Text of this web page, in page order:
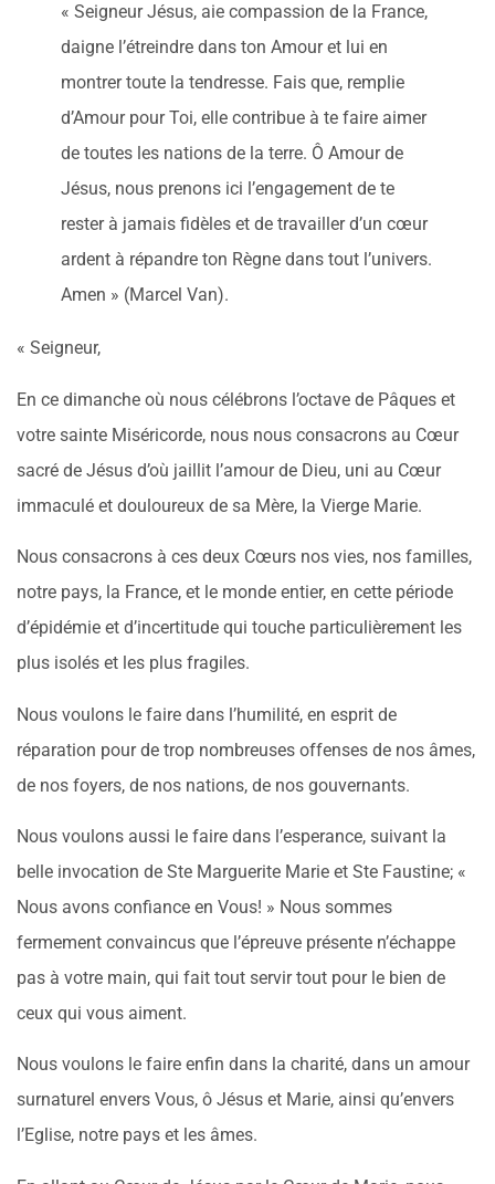
« Seigneur Jésus, aie compassion de la France,
daigne l’étreindre dans ton Amour et lui en
montrer toute la tendresse. Fais que, remplie
d’Amour pour Toi, elle contribue à te faire aimer
de toutes les nations de la terre. Ô Amour de
Jésus, nous prenons ici l’engagement de te
rester à jamais fidèles et de travailler d’un cœur
ardent à répandre ton Règne dans tout l’univers.
Amen » (Marcel Van).
« Seigneur,
En ce dimanche où nous célébrons l’octave de Pâques et
votre sainte Miséricorde, nous nous consacrons au Cœur
sacré de Jésus d’où jaillit l’amour de Dieu, uni au Cœur
immaculé et douloureux de sa Mère, la Vierge Marie.
Nous consacrons à ces deux Cœurs nos vies, nos familles,
notre pays, la France, et le monde entier, en cette période
d’épidémie et d’incertitude qui touche particulièrement les
plus isolés et les plus fragiles.
Nous voulons le faire dans l’humilité, en esprit de
réparation pour de trop nombreuses offenses de nos âmes,
de nos foyers, de nos nations, de nos gouvernants.
Nous voulons aussi le faire dans l’esperance, suivant la
belle invocation de Ste Marguerite Marie et Ste Faustine; «
Nous avons confiance en Vous! » Nous sommes
fermement convaincus que l’épreuve présente n’échappe
pas à votre main, qui fait tout servir tout pour le bien de
ceux qui vous aiment.
Nous voulons le faire enfin dans la charité, dans un amour
surnaturel envers Vous, ô Jésus et Marie, ainsi qu’envers
l’Eglise, notre pays et les âmes.